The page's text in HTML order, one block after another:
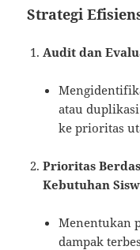
Strategi
Audit dan
atau
ke prioritas
Prioritas
Kebutuhan
Menentukan
dampak